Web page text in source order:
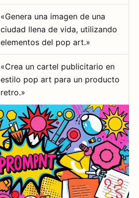
«Genera una imagen de una
ciudad llena de vida, utilizando
elementos del pop art.»
«Crea un cartel publicitario en
estilo pop art para un producto
retro.»